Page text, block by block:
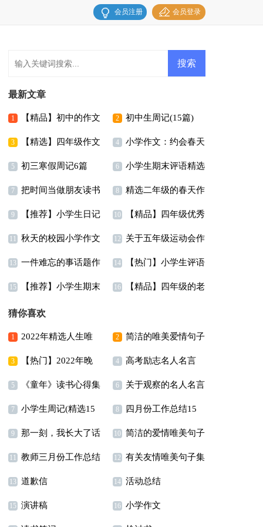
会员登录
会员注册
最新文章
1 【精品】初中的作文
300字锦集九篇
2 初中生周记(15篇)
3 【精选】四年级作文
300字集合5篇
4 小学作文：约会春天
5 初三寒假周记6篇 6 小学生期末评语精选
15篇
7 把时间当做朋友读书
笔记
8 精选二年级的春天作
文8篇
9 【推荐】小学生日记 10 【精品】四年级优秀
作文锦集八篇
11 秋天的校园小学作文 12 关于五年级运动会作
文汇编九篇
13 一件难忘的事话题作
文
14 【热门】小学生评语
15 【推荐】小学生期末
评语
16 【精品】四年级的老
猜你喜欢
1 2022年精选人生唯
美的句子锦集89条
2 简洁的唯美爱情句子
合集78条
3 【热门】2022年晚
安朋友圈问候语集合41
句
4 高考励志名人名言
5 《童年》读书心得集
合15篇
6 关于观察的名人名言
6篇
7 小学生周记(精选15
篇)
8 四月份工作总结15
篇
9 那一刻，我长大了话
题作文11篇
10 简洁的爱情唯美句子
合集46条
11 教师三月份工作总结
14篇
12 有关友情唯美句子集
锦36句
13 道歉信 14 活动总结
15 演讲稿 16 小学作文